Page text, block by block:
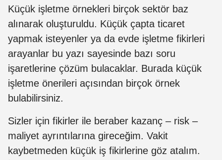
Küçük işletme örnekleri birçok sektör baz
alınarak oluşturuldu. Küçük çapta ticaret
yapmak isteyenler ya da evde işletme fikirleri
arayanlar bu yazı sayesinde bazı soru
işaretlerine çözüm bulacaklar. Burada küçük
işletme önerileri açısından birçok örnek
bulabilirsiniz.
Sizler için fikirler ile beraber kazanç – risk –
maliyet ayrıntılarına gireceğim. Vakit
kaybetmeden küçük iş fikirlerine göz atalım.